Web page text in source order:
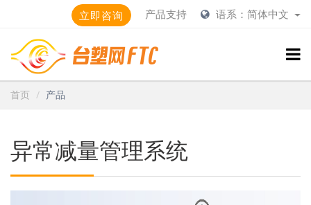
立即咨询 产品支持 语系：简体中文
首页 产品
异常减量管理系统